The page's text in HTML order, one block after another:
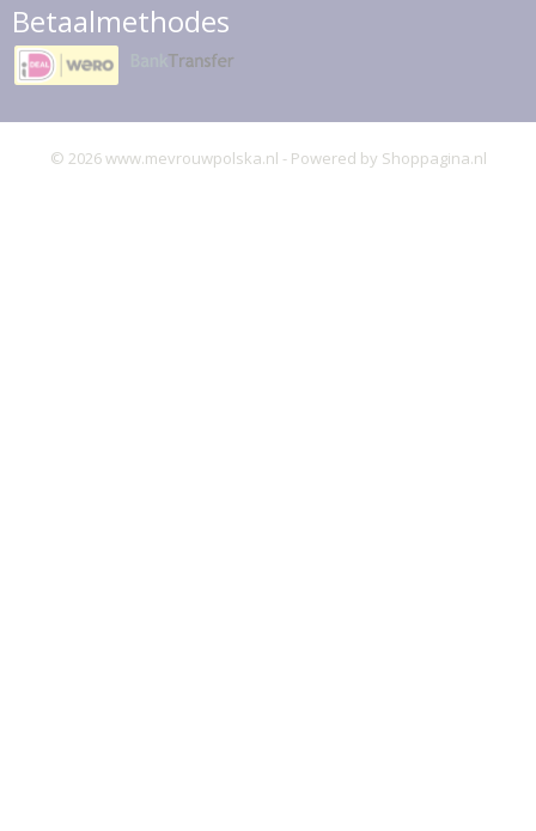
Betaalmethodes
© 2026 www.mevrouwpolska.nl - Powered by Shoppagina.nl